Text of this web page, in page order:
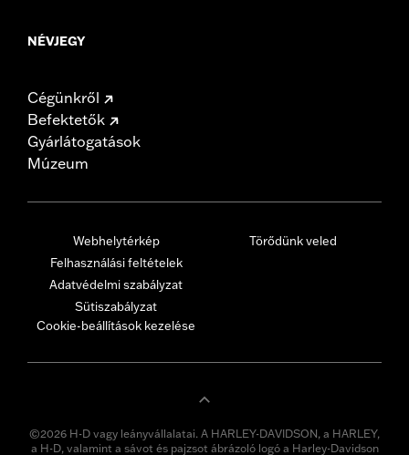
NÉVJEGY
Cégünkről
Befektetők
Gyárlátogatások
Múzeum
Webhelytérkép
Felhasználási feltételek
Adatvédelmi szabályzat
Sütiszabályzat
Cookie-beállítások kezelése
Törődünk veled
©2026 H-D vagy leányvállalatai. A HARLEY-DAVIDSON, a HARLEY,
a H-D, valamint a sávot és pajzsot ábrázoló logó a Harley-Davidson